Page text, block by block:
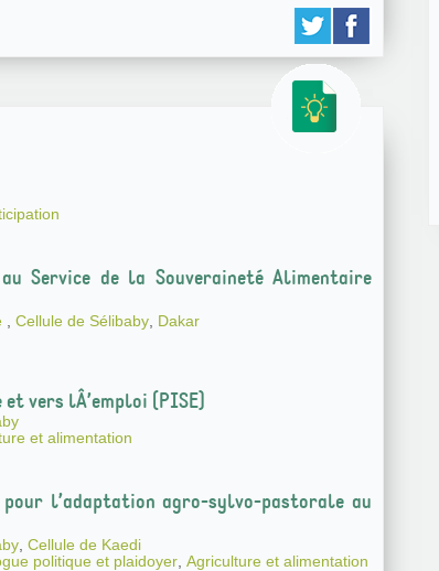
Service de la Souveraineté Alimentaire
, Cellule de Sélibaby, Dakar
vers lÂ’emploi (PISE)
et alimentation
pour l’adaptation agro-sylvo-pastorale au
, Cellule de Kaedi
politique et plaidoyer, Agriculture et alimentation